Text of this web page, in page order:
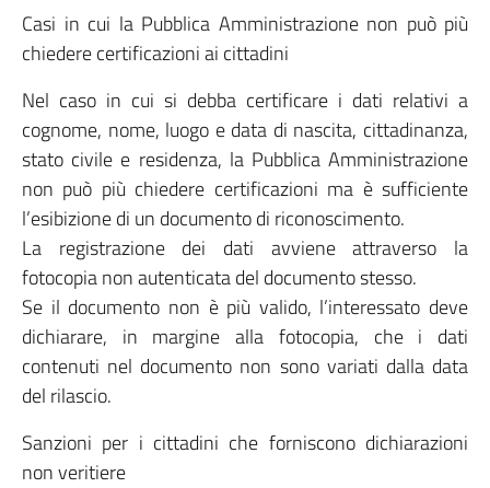
Casi in cui la Pubblica Amministrazione non può più
chiedere certificazioni ai cittadini
Nel caso in cui si debba certificare i dati relativi a
cognome, nome, luogo e data di nascita, cittadinanza,
stato civile e residenza, la Pubblica Amministrazione
non può più chiedere certificazioni ma è sufficiente
l’esibizione di un documento di riconoscimento.
La registrazione dei dati avviene attraverso la
fotocopia non autenticata del documento stesso.
Se il documento non è più valido, l’interessato deve
dichiarare, in margine alla fotocopia, che i dati
contenuti nel documento non sono variati dalla data
del rilascio.
Sanzioni per i cittadini che forniscono dichiarazioni
non veritiere